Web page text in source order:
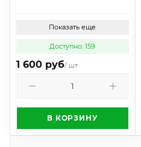
Показать еще
Доступно: 159
1 600 руб/ шт
В КОРЗИНУ